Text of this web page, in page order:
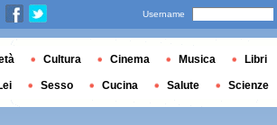
Username
Cultura Cinema Musica Libri
Sesso Cucina Salute Scienze